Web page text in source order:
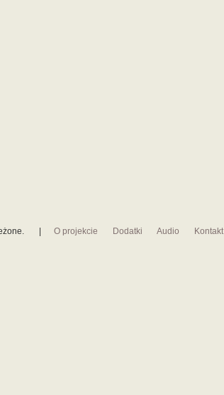
O projekcie Dodatki Audio Kontakt